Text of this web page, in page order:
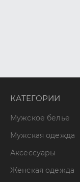
КАТЕГОРИИ
Мужское белье
Мужская одежда
Аксессуары
Женская одежда